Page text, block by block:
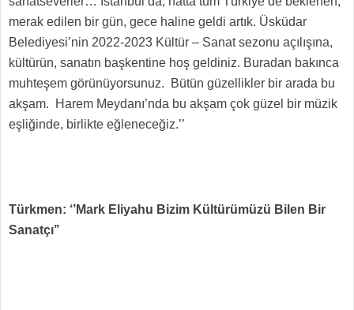
merak edilen bir gün, gece haline geldi artık. Üsküdar
Belediyesi’nin 2022-2023 Kültür – Sanat sezonu açılışına,
kültürün, sanatın başkentine hoş geldiniz. Buradan bakınca
muhteşem görünüyorsunuz. Bütün güzellikler bir arada bu
akşam. Harem Meydanı’nda bu akşam çok güzel bir müzik
eşliğinde, birlikte eğleneceğiz.’’
Türkmen: ‘’Mark Eliyahu Bizim Kültürümüzü Bilen Bir
Sanatçı’’